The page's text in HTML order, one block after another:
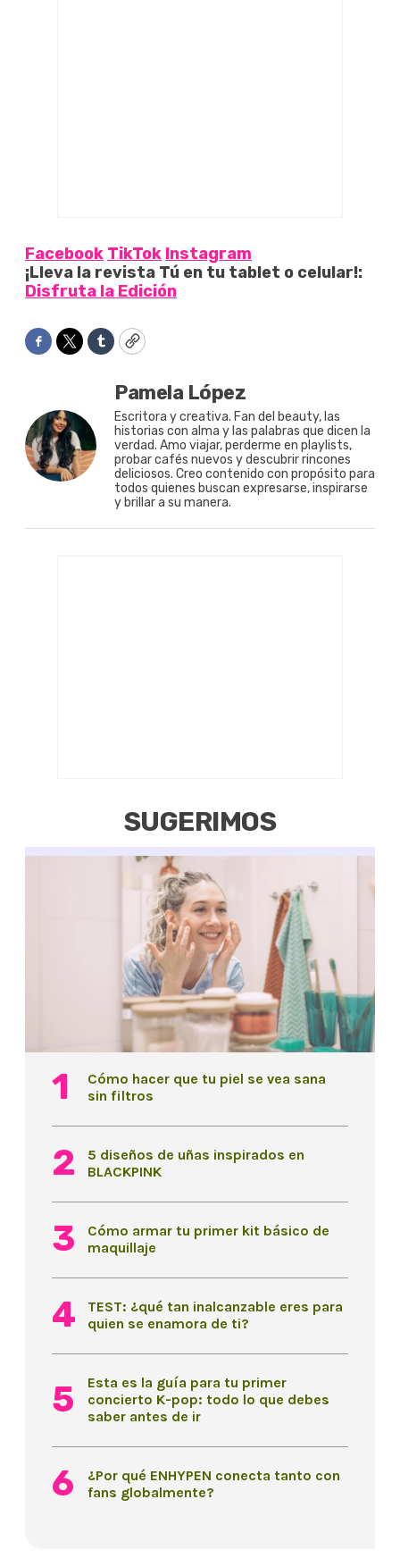
Facebook TikTok Instagram
¡Lleva la revista Tú en tu tablet o celular!:
Disfruta la Edición
Facebook
TwitterTumblrCopy
Pamela López
Escritora y creativa. Fan del beauty, las
historias con alma y las palabras que dicen la
verdad. Amo viajar, perderme en playlists,
probar cafés nuevos y descubrir rincones
deliciosos. Creo contenido con propósito para
todos quienes buscan expresarse, inspirarse
y brillar a su manera.
SUGERIMOS
Cómo hacer que tu piel se vea sana
sin filtros
5 diseños de uñas inspirados en
BLACKPINK
Cómo armar tu primer kit básico de
maquillaje
TEST: ¿qué tan inalcanzable eres para
quien se enamora de ti?
Esta es la guía para tu primer
concierto K-pop: todo lo que debes
saber antes de ir
¿Por qué ENHYPEN conecta tanto con
fans globalmente?